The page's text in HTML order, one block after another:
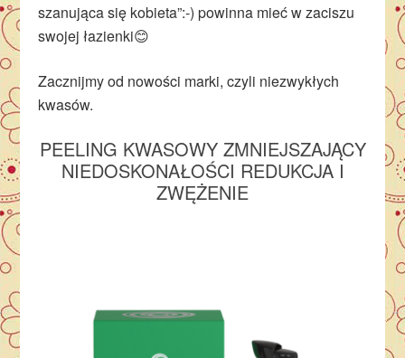
szanująca się kobieta”:-) powinna mieć w zaciszu
swojej łazienki😊
Zacznijmy od nowości marki, czyli niezwykłych
kwasów.
PEELING KWASOWY ZMNIEJSZAJĄCY
NIEDOSKONAŁOŚCI REDUKCJA I
ZWĘŻENIE